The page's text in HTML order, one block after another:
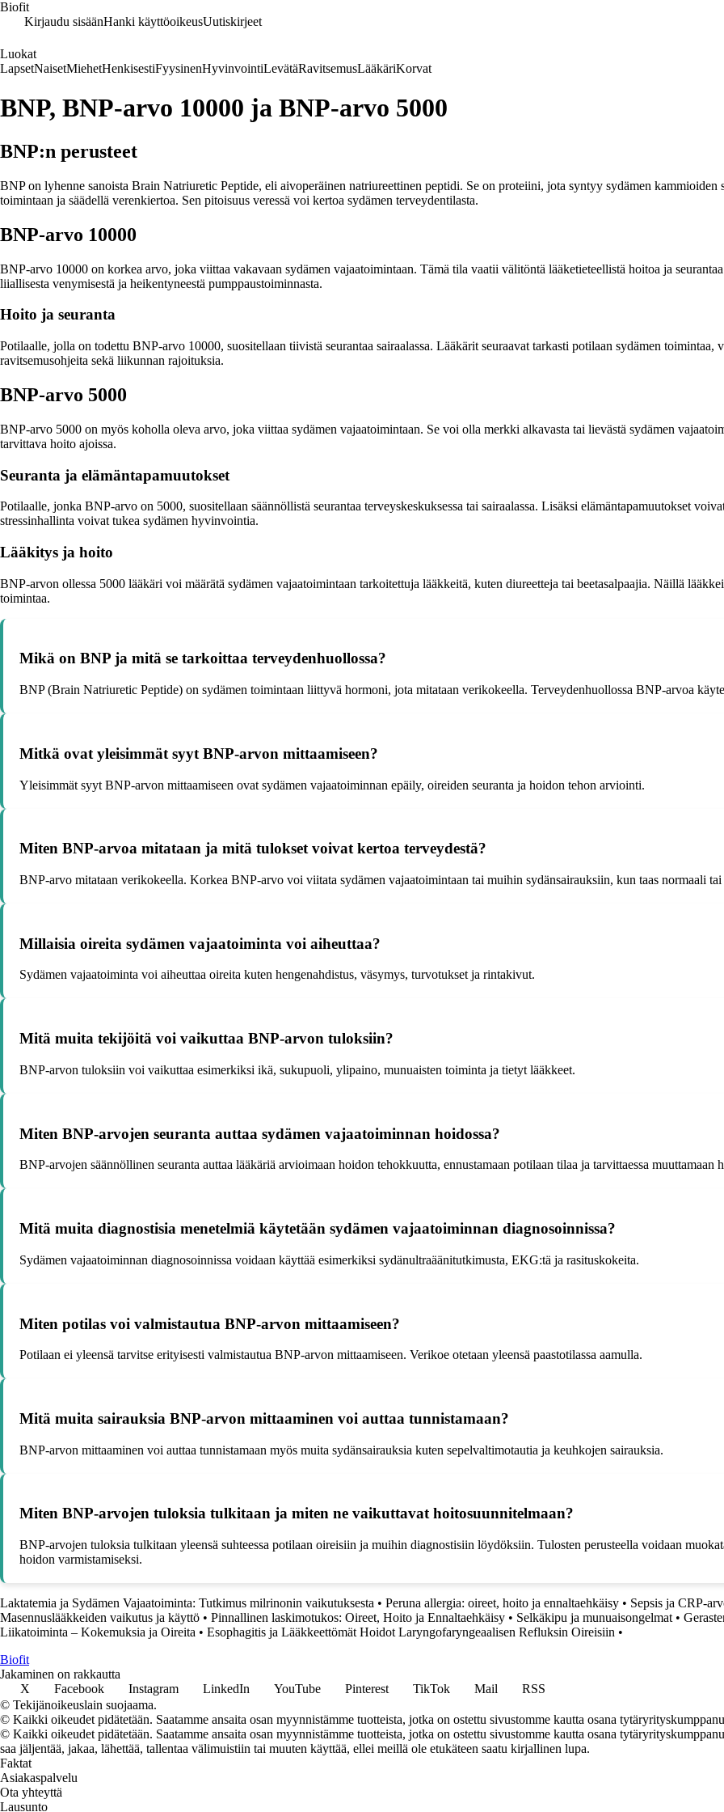
Biofit
Kirjaudu sisäänHanki käyttöoikeusUutiskirjeet
Luokat
LapsetNaisetMiehetHenkisestiFyysinenHyvinvointiLevätäRavitsemusLääkäriKorvat
BNP, BNP-arvo 10000 ja BNP-arvo 5000
BNP:n perusteet
BNP on lyhenne sanoista Brain Natriuretic Peptide, eli aivoperäinen natriureettinen peptidi. Se on proteiini, jota syntyy sydämen kammioiden
toimintaan ja säädellä verenkiertoa. Sen pitoisuus veressä voi kertoa sydämen terveydentilasta.
BNP-arvo 10000
BNP-arvo 10000 on korkea arvo, joka viittaa vakavaan sydämen vajaatoimintaan. Tämä tila vaatii välitöntä lääketieteellistä hoitoa ja
liiallisesta venymisestä ja heikentyneestä pumppaustoiminnasta.
Hoito ja seuranta
Potilaalle, jolla on todettu BNP-arvo 10000, suositellaan tiivistä seurantaa sairaalassa. Lääkärit seuraavat tarkasti potilaan sydämen
ravitsemusohjeita sekä liikunnan rajoituksia.
BNP-arvo 5000
BNP-arvo 5000 on myös koholla oleva arvo, joka viittaa sydämen vajaatoimintaan. Se voi olla merkki alkavasta tai lievästä sydämen
tarvittava hoito ajoissa.
Seuranta ja elämäntapamuutokset
Potilaalle, jonka BNP-arvo on 5000, suositellaan säännöllistä seurantaa terveyskeskuksessa tai sairaalassa. Lisäksi elämäntapamuutokset
stressinhallinta voivat tukea sydämen hyvinvointia.
Lääkitys ja hoito
BNP-arvon ollessa 5000 lääkäri voi määrätä sydämen vajaatoimintaan tarkoitettuja lääkkeitä, kuten diureetteja tai beetasalpaajia. Näillä
toimintaa.
Mikä on BNP ja mitä se tarkoittaa terveydenhuollossa?
BNP (Brain Natriuretic Peptide) on sydämen toimintaan liittyvä hormoni, jota mitataan verikokeella. Terveydenhuollossa BNP-arvoa
Mitkä ovat yleisimmät syyt BNP-arvon mittaamiseen?
Yleisimmät syyt BNP-arvon mittaamiseen ovat sydämen vajaatoiminnan epäily, oireiden seuranta ja hoidon tehon arviointi.
Miten BNP-arvoa mitataan ja mitä tulokset voivat kertoa terveydestä?
BNP-arvo mitataan verikokeella. Korkea BNP-arvo voi viitata sydämen vajaatoimintaan tai muihin sydänsairauksiin, kun taas normaali tai
Millaisia oireita sydämen vajaatoiminta voi aiheuttaa?
Sydämen vajaatoiminta voi aiheuttaa oireita kuten hengenahdistus, väsymys, turvotukset ja rintakivut.
Mitä muita tekijöitä voi vaikuttaa BNP-arvon tuloksiin?
BNP-arvon tuloksiin voi vaikuttaa esimerkiksi ikä, sukupuoli, ylipaino, munuaisten toiminta ja tietyt lääkkeet.
Miten BNP-arvojen seuranta auttaa sydämen vajaatoiminnan hoidossa?
BNP-arvojen säännöllinen seuranta auttaa lääkäriä arvioimaan hoidon tehokkuutta, ennustamaan potilaan tilaa ja tarvittaessa muuttamaan
Mitä muita diagnostisia menetelmiä käytetään sydämen vajaatoiminnan diagnosoinnissa?
Sydämen vajaatoiminnan diagnosoinnissa voidaan käyttää esimerkiksi sydänultraäänitutkimusta, EKG:tä ja rasituskokeita.
Miten potilas voi valmistautua BNP-arvon mittaamiseen?
Potilaan ei yleensä tarvitse erityisesti valmistautua BNP-arvon mittaamiseen. Verikoe otetaan yleensä paastotilassa aamulla.
Mitä muita sairauksia BNP-arvon mittaaminen voi auttaa tunnistamaan?
BNP-arvon mittaaminen voi auttaa tunnistamaan myös muita sydänsairauksia kuten sepelvaltimotautia ja keuhkojen sairauksia.
Miten BNP-arvojen tuloksia tulkitaan ja miten ne vaikuttavat hoitosuunnitelmaan?
BNP-arvojen tuloksia tulkitaan yleensä suhteessa potilaan oireisiin ja muihin diagnostisiin löydöksiin. Tulosten perusteella voidaan
hoidon varmistamiseksi.
Laktatemia ja Sydämen Vajaatoiminta: Tutkimus milrinonin vaikutuksesta • Peruna allergia: oireet, hoito ja ennaltaehkäisy • Sepsis ja CRP-
Masennuslääkkeiden vaikutus ja käyttö • Pinnallinen laskimotukos: Oireet, Hoito ja Ennaltaehkäisy • Selkäkipu ja munuaisongelmat •
Liikatoiminta – Kokemuksia ja Oireita • Esophagitis ja Lääkkeettömät Hoidot Laryngofaryngeaalisen Refluksin Oireisiin •
Biofit
Jakaminen on rakkautta
X
Facebook Instagram LinkedIn YouTube Pinterest TikTok Mail
RSS
© Tekijänoikeuslain suojaama.
© Kaikki oikeudet pidätetään. Saatamme ansaita osan myynnistämme tuotteista, jotka on ostettu sivustomme kautta osana
© Kaikki oikeudet pidätetään. Saatamme ansaita osan myynnistämme tuotteista, jotka on ostettu sivustomme kautta osana
saa jäljentää, jakaa, lähettää, tallentaa välimuistiin tai muuten käyttää, ellei meillä ole etukäteen saatu kirjallinen lupa.
Faktat
Asiakaspalvelu
Ota yhteyttä
Lausunto